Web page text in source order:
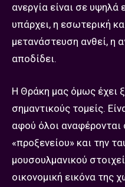
ανεργία είναι σε υψηλά
υπάρχει, η εσωτερική
μετανάστευση ανθεί, η
αποδίδει.
Η Θράκη μας όμως έχει
σημαντικούς τομείς.
αφού όλοι αναφέρονται
«προξενείου» και την
μουσουλμανικού
οικονομική εικόνα της